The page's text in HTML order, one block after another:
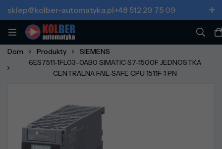
sklep@kolber-automatyka.pl+48 512 29 75 09
Dom Produkty
SIEMENS
6ES7511-1FL03-0AB0 SIMATIC S7-1500F JEDNOSTKA
CENTRALNA FAIL-SAFE CPU 1511F-1 PN